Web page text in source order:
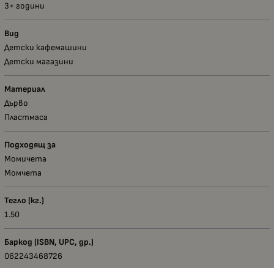
3+ години
Вид
Детски кафемашини
Детски магазини
Материал
Дърво
Пластмаса
Подходящ за
Момичета
Момчета
Тегло (кг.)
1.50
Баркод (ISBN, UPC, др.)
062243468726